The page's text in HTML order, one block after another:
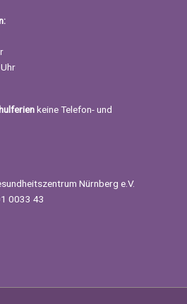
keine Telefon- und
Nürnberg e.V.
0033 43